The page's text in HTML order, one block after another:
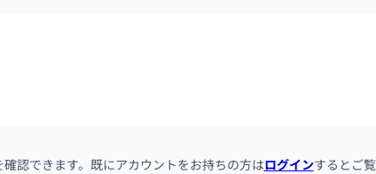
認できます。既にアカウントをお持ちの方はログインするとご